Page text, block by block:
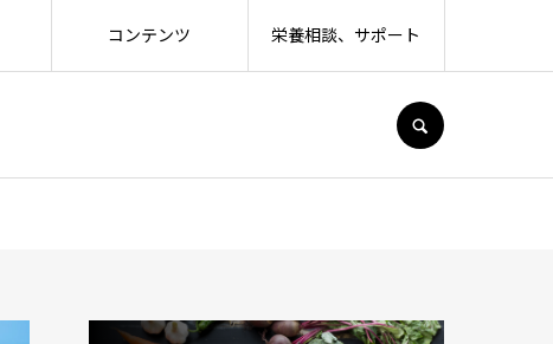
コンテンツ 栄養相談、サポート